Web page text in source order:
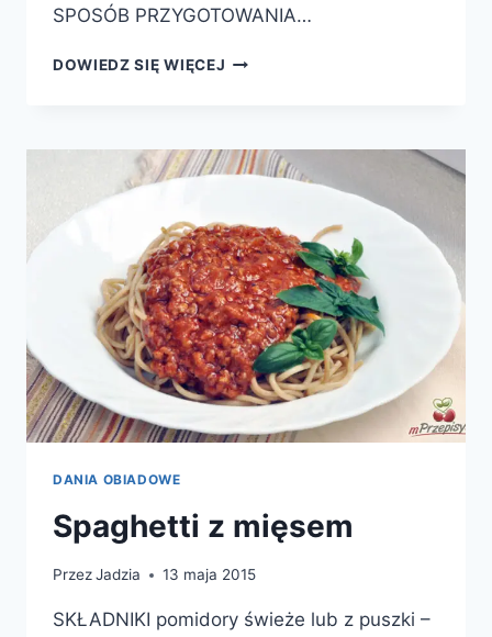
SPOSÓB PRZYGOTOWANIA…
DOWIEDZ SIĘ WIĘCEJ KAPUSTA
DANIA OBIADOWE
Spaghetti z mięsem
PrzezJadzia 13 maja 2015
SKŁADNIKI pomidory świeże lub z puszki –